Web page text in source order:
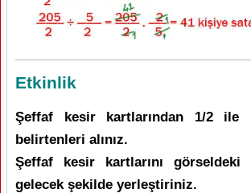
Etkinlik
Şeffaf kesir kartlarından 1/2 ile
belirtenleri alınız.
Şeffaf kesir kartlarını
gelecek şekilde yerleştiriniz.